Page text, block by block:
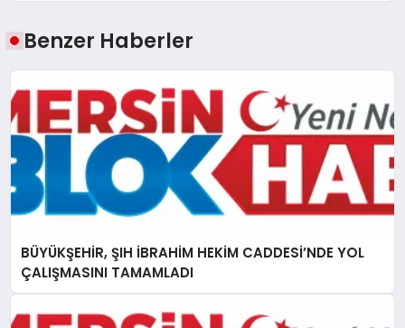
Benzer Haberler
BÜYÜKŞEHİR, ŞIH İBRAHİM HEKİM CADDESİ’NDE YOL
ÇALIŞMASINI TAMAMLADI